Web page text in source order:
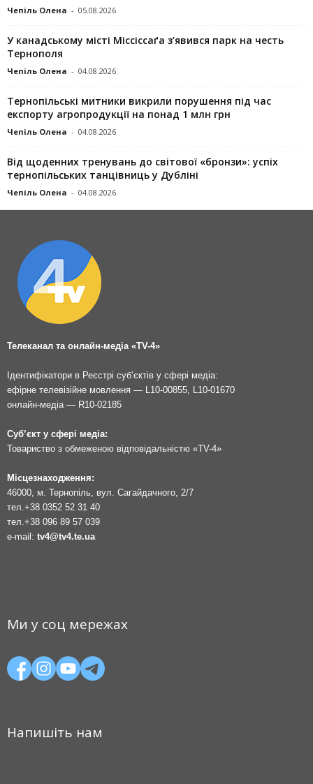
Чепіль Олена - 05.08.2026
У канадському місті Міссіссаґа з’явився парк на честь
Тернополя
Чепіль Олена - 04.08.2026
Тернопільські митники викрили порушення під час
експорту агропродукції на понад 1 млн грн
Чепіль Олена - 04.08.2026
Від щоденних тренувань до світової «бронзи»: успіх
тернопільських танцівниць у Дубліні
Чепіль Олена - 04.08.2026
Телеканал та онлайн-медіа «TV-4»
Ідентифікатори в Реєстрі суб’єктів у сфері медіа:
ефірне телевізійне мовлення — L10-00855, L10-01670
онлайн-медіа — R10-02185
Суб’єкт у сфері медіа:
Товариство з обмеженою відповідальністю «TV-4»
Місцезнаходження:
46000, м. Тернопіль, вул. Сагайдачного, 2/7
тел. +38 0352 52 31 40
тел. +38 096 89 57 039
e-mail: tv4@tv4.te.ua
Ми у соц мережах
Напишіть нам